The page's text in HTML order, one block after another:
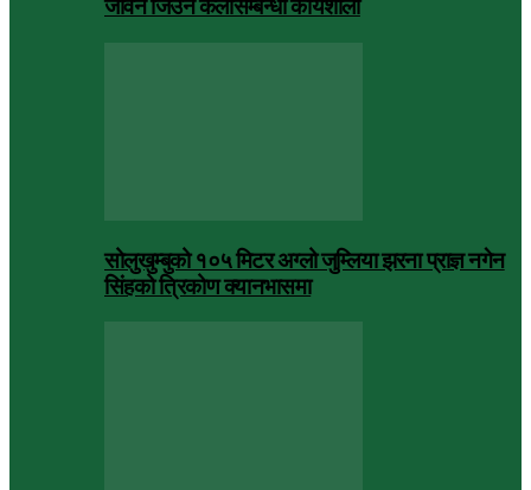
जीवन जिउने कलासम्बन्धी कार्यशाला
सोलुखुम्बुको १०५ मिटर अग्लो जुम्लिया झरना प्राज्ञ नगेन
सिंहको त्रिकोण क्यानभासमा